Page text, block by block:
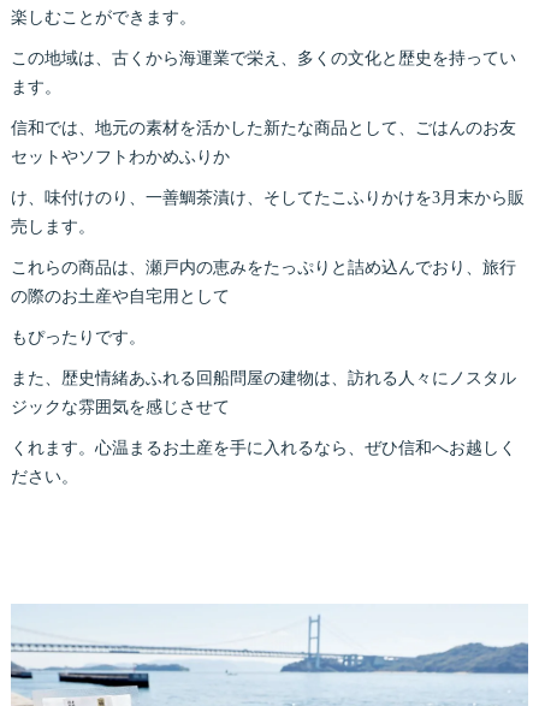
楽しむことができます。
この地域は、古くから海運業で栄え、多くの文化と歴史を持ってい
ます。
信和では、地元の素材を活かした新たな商品として、ごはんのお友
セットやソフトわかめふりか
け、味付けのり、一善鯛茶漬け、そしてたこふりかけを3月末から販
売します。
これらの商品は、瀬戸内の恵みをたっぷりと詰め込んでおり、旅行
の際のお土産や自宅用として
もぴったりです。
また、歴史情緒あふれる回船問屋の建物は、訪れる人々にノスタル
ジックな雰囲気を感じさせて
くれます。心温まるお土産を手に入れるなら、ぜひ信和へお越しく
ださい。